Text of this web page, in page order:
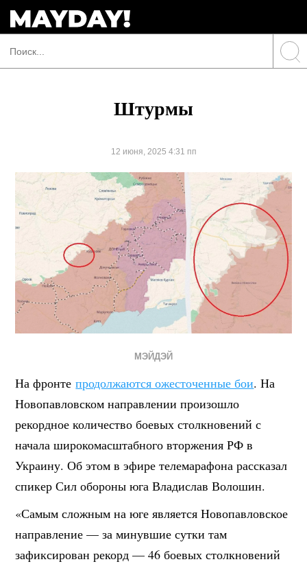
Штурмы
12 июня, 2025 4:31 пп
МЭЙДЭЙ
На фронтепродолжаются ожесточенные бои. На
Новопавловском направлении произошло
рекордное количество боевых столкновений с
начала широкомасштабного вторжения РФ в
Украину. Об этом в эфире телемарафона рассказал
спикер Сил обороны юга Владислав Волошин.
«Самым сложным на юге является Новопавловское
направление — за минувшие сутки там
зафиксирован рекорд — 46 боевых столкновений